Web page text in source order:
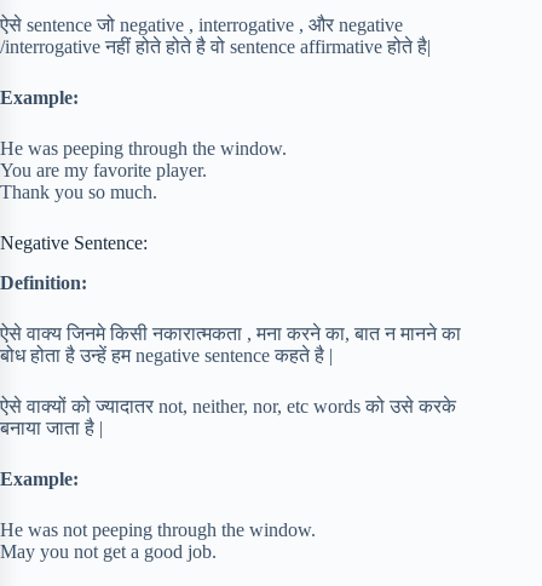
ऐसे sentence जो negative , interrogative , और negative
/interrogative नहीं होते होते है वो sentence affirmative होते है|
Example:
He was peeping through the window.
You are my favorite player.
Thank you so much.
Negative Sentence:
Definition:
ऐसे वाक्य जिनमे किसी नकारात्मकता , मना करने का, बात न मानने का
बोध होता है उन्हें हम negative sentence कहते है |
ऐसे वाक्यों को ज्यादातर not, neither, nor, etc words को उसे करके
बनाया जाता है |
Example:
He was not peeping through the window.
May you not get a good job.